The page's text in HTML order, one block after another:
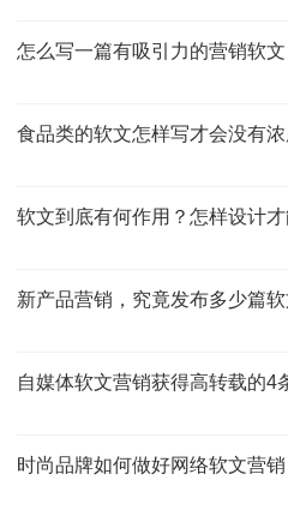
怎么写一篇有吸引力的营销软
食品类的软文怎样写才会没有
软文到底有何作用？怎样设计
新产品营销，究竟发布多少篇
自媒体软文营销获得高转载的4
时尚品牌如何做好网络软文营